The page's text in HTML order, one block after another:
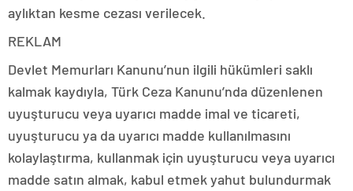
aylıktan kesme cezası verilecek.
REKLAM
Devlet Memurları Kanunu’nun ilgili hükümleri saklı
kalmak kaydıyla, Türk Ceza Kanunu’nda düzenlenen
uyuşturucu veya uyarıcı madde imal ve ticareti,
uyuşturucu ya da uyarıcı madde kullanılmasını
kolaylaştırma, kullanmak için uyuşturucu veya uyarıcı
madde satın almak, kabul etmek yahut bulundurmak